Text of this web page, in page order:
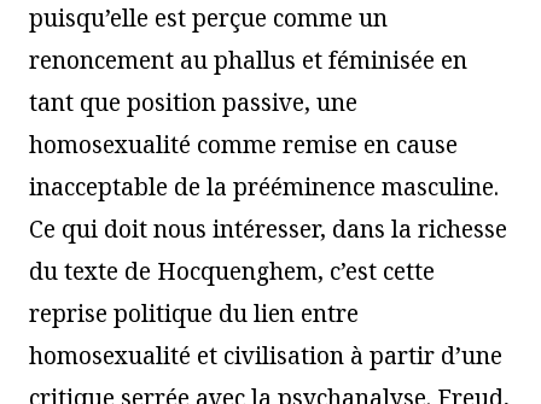
puisqu’elle est perçue comme un
renoncement au phallus et féminisée en
tant que position passive, une
homosexualité comme remise en cause
inacceptable de la prééminence masculine.
Ce qui doit nous intéresser, dans la richesse
du texte de Hocquenghem, c’est cette
reprise politique du lien entre
homosexualité et civilisation à partir d’une
critique serrée avec la psychanalyse. Freud,